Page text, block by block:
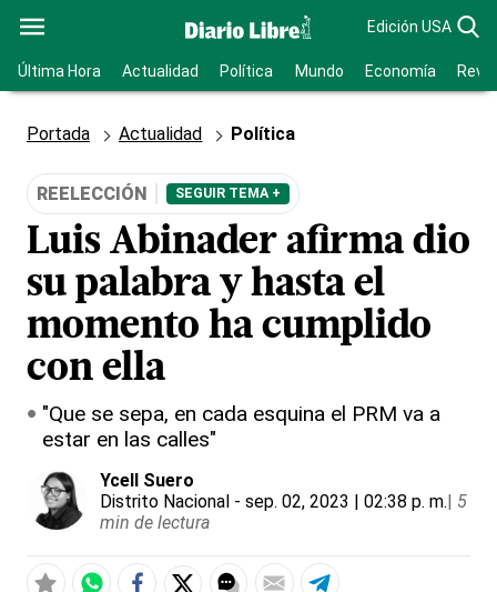
Edición USA
Última Hora Actualidad Política Mundo Economía
Portada Actualidad Política
REELECCIÓN SEGUIR TEMA +
Luis Abinader afirma dio
su palabra y hasta el
momento ha cumplido
con ella
"Que se sepa, en cada esquina el PRM va a
estar en las calles"
Ycell Suero
Distrito Nacional - sep. 02, 2023 | 02:38 p. m.| 5
min de lectura